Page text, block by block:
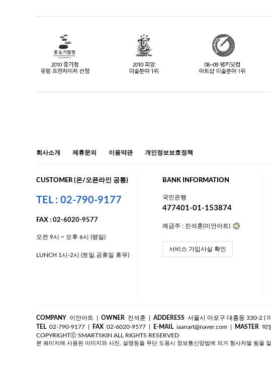
회사소개 제휴문의 이용약관 개인정보보호정책
CUSTOMER (온/오픈라인 공통)
TEL : 02-790-9177
FAX : 02-6020-9577
오전 9시 ~ 오후 6시 (평일)
LUNCH 1시-2시 (토일.공휴일 휴무)
BANK INFORMATION
국민은행
477401-01-153874
예금주 : 진석훈(이안아트)
서비스 가입사실 확인
COMPANY 이안아트 OWNER 진석훈 ADDERESS 서울시 마포구 대흥동 330-2 (
TEL 02-790-9177 FAX 02-6020-9577 E-MAIL iaanart@naver.com MASTER 박
COPYRIGHTⓒ SMARTSKIN ALL RIGHTS RESERVED
본 페이지에 사용된 이미지와 사진, 설명등을 무단 도용시 정보통신망법에 의거 형사처벌 됨을